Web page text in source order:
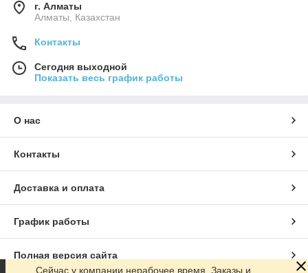
г. Алматы
Алматы, Казахстан
Контакты
Сегодня выходной
Показать весь график работы
О нас
Контакты
Доставка и оплата
График работы
Полная версия сайта
Сейчас у компании нерабочее время. Заказы и